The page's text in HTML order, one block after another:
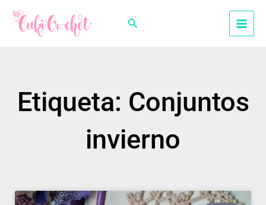
contenido
Buscar
Etiqueta: Conjuntos
invierno